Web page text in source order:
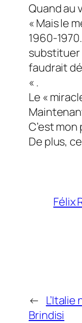
Quand au
« Mais le
1960-
substituer
faudrait
« .
Le «
C’est
De plus,
Félix
←
Brindisi